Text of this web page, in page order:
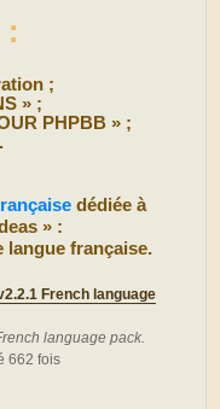
:
;
» ;
PHPBB » ;
dédiée à
» :
langue française.
French language
language pack.
662 fois